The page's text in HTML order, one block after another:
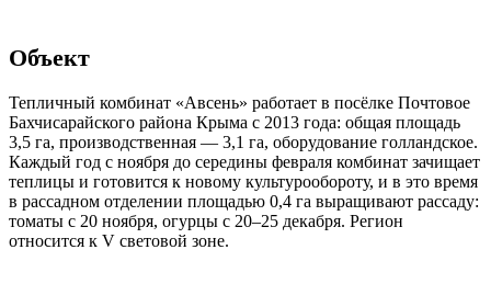
Объект
Тепличный комбинат «Авсень» работает в посёлке Почтовое
Бахчисарайского района Крыма с 2013 года: общая площадь
3,5 га, производственная — 3,1 га, оборудование голландское.
Каждый год с ноября до середины февраля комбинат зачищает
теплицы и готовится к новому культурообороту, и в это время
в рассадном отделении площадью 0,4 га выращивают рассаду:
томаты с 20 ноября, огурцы с 20–25 декабря. Регион
относится к V световой зоне.